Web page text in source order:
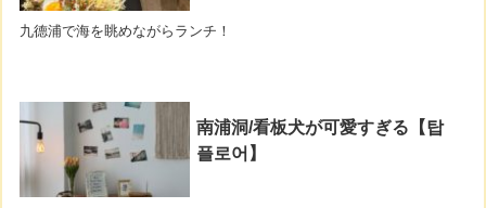
九德浦で海を眺めながらランチ！
南浦洞/看板犬が可愛すぎる【탑
플로어】